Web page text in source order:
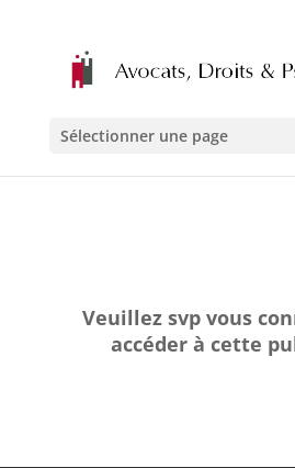
Sélectionner une page
Veuillez svp vous
accéder à cette